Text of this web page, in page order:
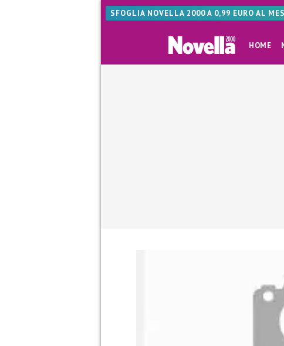
SFOGLIA NOVELLA 2000 A 0,99 EURO AL
HOME